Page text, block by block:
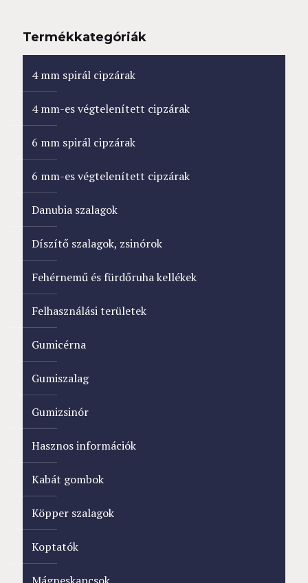
Termékkategóriák
4 mm spirál cipzárak
4 mm-es végtelenített cipzárak
6 mm spirál cipzárak
6 mm-es végtelenített cipzárak
Danubia szalagok
Díszítő szalagok, zsinórok
Fehérnemű és fürdőruha kellékek
Felhasználási területek
Gumicérna
Gumiszalag
Gumizsinór
Hasznos információk
Kabát gombok
Köpper szalagok
Koptatók